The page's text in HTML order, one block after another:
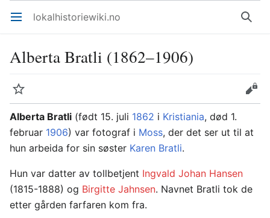
Åpne hovedmenyen lokalhistoriewiki.no Søk
Alberta Bratli (1862–1906)
Overvåk
Rediger
Alberta Bratli (født 15. juli 1862 i Kristiania, død 1.
februar 1906) var fotograf i Moss, der det ser ut til at
hun arbeida for sin søster Karen Bratli.
Hun var datter av tollbetjent Ingvald Johan Hansen
(1815-1888) og Birgitte Jahnsen. Navnet Bratli tok de
etter gården farfaren kom fra.